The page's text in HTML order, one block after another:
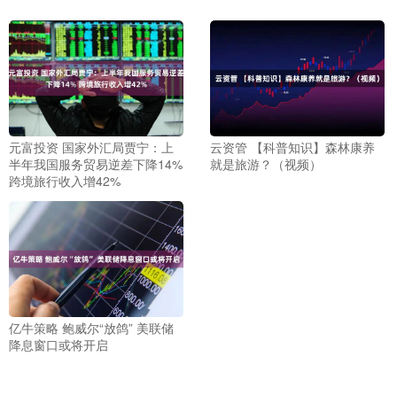
元富投资 国家外汇局贾宁：上
半年我国服务贸易逆差下降14%
跨境旅行收入增42%
云资管 【科普知识】森林康养
就是旅游？（视频）
亿牛策略 鲍威尔“放鸽” 美联储
降息窗口或将开启